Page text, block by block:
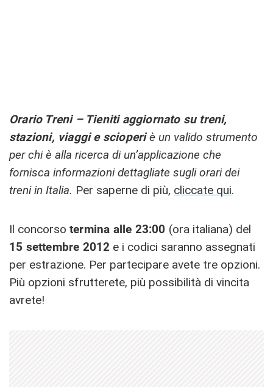
Orario Treni – Tieniti aggiornato su treni,
stazioni, viaggi e scioperiè un valido strumento
per chi è alla ricerca di un’applicazione che
fornisca informazioni dettagliate sugli orari dei
treni in Italia. Per saperne di più, cliccate qui.
Il concorso termina alle 23:00 (ora italiana) del
15 settembre 2012 e i codici saranno assegnati
per estrazione. Per partecipare avete tre opzioni.
Più opzioni sfrutterete, più possibilità di vincita
avrete!